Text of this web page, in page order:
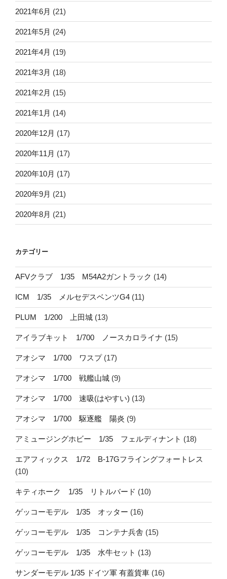
2021年6月 (21)
2021年5月 (24)
2021年4月 (19)
2021年3月 (18)
2021年2月 (15)
2021年1月 (14)
2020年12月 (17)
2020年11月 (17)
2020年10月 (17)
2020年9月 (21)
2020年8月 (21)
カテゴリー
AFVクラブ 1/35 M54A2ガントラック (14)
ICM 1/35 メルセデスベンツG4 (11)
PLUM 1/200 上田城 (13)
アイラブキット 1/700 ノースカロライナ (15)
アオシマ 1/700 ワスプ(17)
アオシマ 1/700 戦艦山城 (9)
アオシマ 1/700 速吸(はやすい) (13)
アオシマ 1/700 駆逐艦 陽炎 (9)
アミュージングホビー 1/35 フェルディナント (18)
エアフィックス 1/72 B-17Gフライングフォートレス
(10)
キティホーク 1/35 リトルバード (10)
ゲッコーモデル 1/35 オッター (16)
ゲッコーモデル 1/35 コンテナ兵舎 (15)
ゲッコーモデル 1/35 水牛セット (13)
サンダーモデル 1/35 ドイツ軍 有蓋貨車 (16)